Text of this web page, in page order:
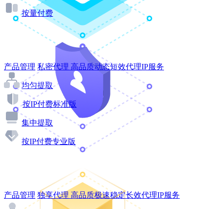
按量付费
产品管理 私密代理 高品质动态短效代理IP服务
均匀提取
按IP付费标准版
集中提取
按IP付费专业版
产品管理 独享代理 高品质极速稳定长效代理IP服务